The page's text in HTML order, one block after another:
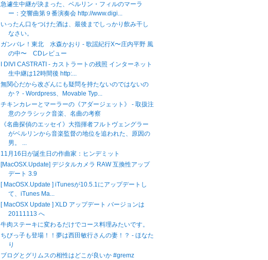
急遽生中継が決まった、ベルリン・フィルのマーラ
ー：交響曲第９番演奏会 http://www.digi...
いったん口をつけた酒は、最後までしっかり飲み干し
なさい。
ガンバレ！東北 水森かおり - 歌謡紀行X〜庄内平野 風
の中〜 CDレビュー
I DIVI CASTRATI - カストラートの残照 インターネット
生中継は12時間後 http:...
無関心だから改ざんにも疑問を持たないのではないの
か？ - Wordpress、Movable Typ...
チキンカレーとマーラーの《アダージェット》 - 取扱注
意のクラシック音楽、名曲の考察
《名曲探偵のエッセイ》大指揮者フルトヴェングラー
がベルリンから音楽監督の地位を追われた、原因の
男。 ...
11月16日が誕生日の作曲家：ヒンデミット
[MacOSX.Update] デジタルカメラ RAW 互換性アップ
デート 3.9
[ MacOSX.Update ] iTunesが10.5.1にアップデートし
て、iTunes Ma...
[ MacOSX Update ] XLD アップデート バージョンは
20111113 へ
牛肉ステーキに変わるだけでコース料理みたいです。
ちびっ子も登場！！夢は西田敏行さんの妻！？ - ほなた
り
ブログとグリムスの相性はどこが良いか #gremz